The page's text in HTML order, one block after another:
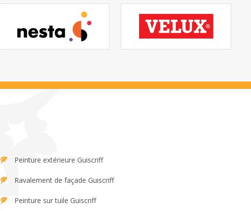
Peinture extérieure Guiscriff
Ravalement de façade Guiscriff
Peinture sur tuile Guiscriff